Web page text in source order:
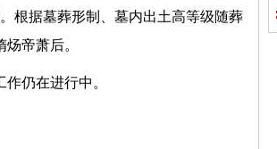
根据墓葬形制、墓内出土高等级随葬
隋炀帝萧后。
仍在进行中。